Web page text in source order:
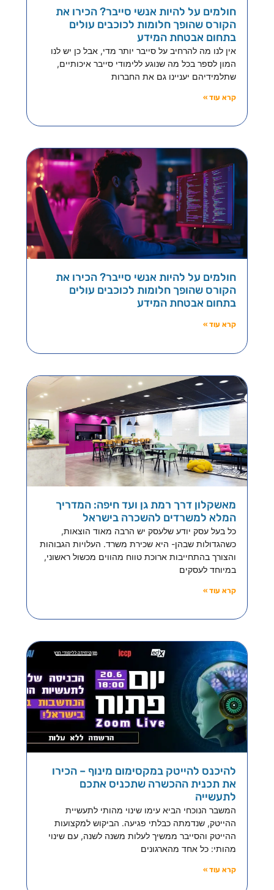
חולמים על להיות אנשי סייבר? הכירו את
הקורס שהופך חלומות לכוכבים עולים
בתחום אבטחת המידע
אין לנו מה להרחיב על סייבר יותר מדי, אבל כן יש לנו
המון לספר בכל מה שנוגע ללימודי סייבר איכותיים,
שתלמידיהם יעניינו גם את החברות
קרא עוד »
חולמים על להיות אנשי סייבר? הכירו את
הקורס שהופך חלומות לכוכבים עולים
בתחום אבטחת המידע
קרא עוד »
מאשקלון דרך רמת גן ועד חיפה: המדריך
המלא למשרדים להשכרה בישראל
כל בעל עסק יודע שלעסק יש הרבה מאוד הוצאות,
כשהגדולות שבהן- היא שכירת משרד. העלויות הגבוהות
והצורך בהתחייבות ארוכת טווח מהווים מכשול ראשוני,
במיוחד לעסקים
קרא עוד »
להיכנס להייטק במקסימום מינוף – הכירו
את תכנית ההכשרה שתכניס אתכם
לתעשייה
המשבר הנוכחי הביא עימו שינוי מהותי לתעשיית
ההייטק, שנדמתה כבלתי פגיעה. הביקוש למקצועות
ההייטק והסייבר ממשיך לעלות משנה לשנה, עם שינוי
מהותי: כל אחד מהארגונים
קרא עוד »